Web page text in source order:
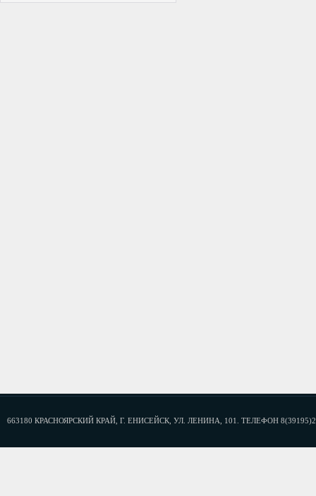
663180 КРАСНОЯРСКИЙ КРАЙ, Г. ЕНИСЕЙСК, УЛ. ЛЕНИНА, 101. ТЕЛЕФОН